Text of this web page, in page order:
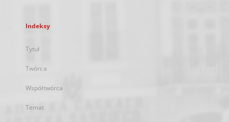
Indeksy
Tytuł
Twórca
Współtwórca
Temat